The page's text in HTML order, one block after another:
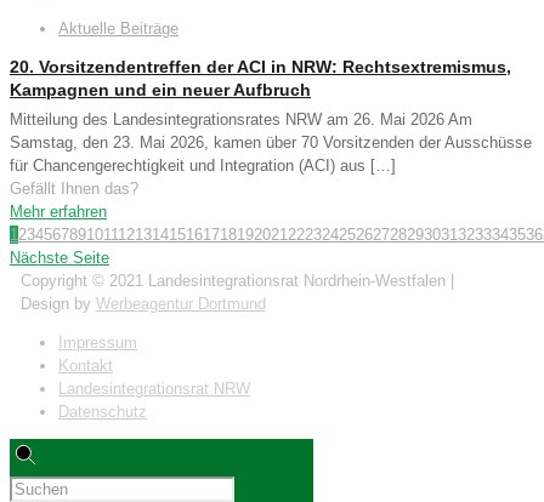
Aktuelle Beiträge
20. Vorsitzendentreffen der ACI in NRW: Rechtsextremismus,
Kampagnen und ein neuer Aufbruch
Mitteilung des Landesintegrationsrates NRW am 26. Mai 2026 Am
Samstag, den 23. Mai 2026, kamen über 70 Vorsitzenden der Ausschüsse
für Chancengerechtigkeit und Integration (ACI) aus […]
Gefällt Ihnen das?
Mehr erfahren
123456789101112131415161718192021222324252627282930313233343536
Nächste Seite
Copyright © 2021 Landesintegrationsrat Nordrhein-Westfalen |
Design by Werbeagentur Dortmund
Impressum
Kontakt
Landesintegrationsrat NRW
Datenschutz